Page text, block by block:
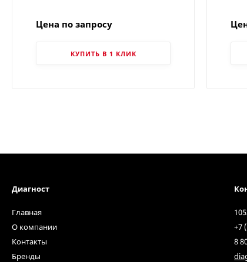
Цена по запросу
КУПИТЬ В 1 КЛИК
Диагност
Главная
О компании
Контакты
Бренды
+7
8